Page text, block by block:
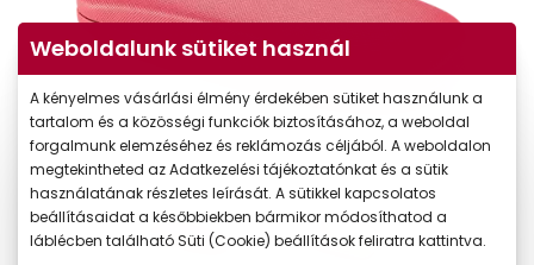
Weboldalunk sütiket használ
A kényelmes vásárlási élmény érdekében sütiket használunk a
tartalom és a közösségi funkciók biztosításához, a weboldal
forgalmunk elemzéséhez és reklámozás céljából. A weboldalon
megtekintheted az Adatkezelési tájékoztatónkat és a sütik
használatának részletes leírását. A sütikkel kapcsolatos
beállításaidat a későbbiekben bármikor módosíthatod a
láblécben található Süti (Cookie) beállítások feliratra kattintva.